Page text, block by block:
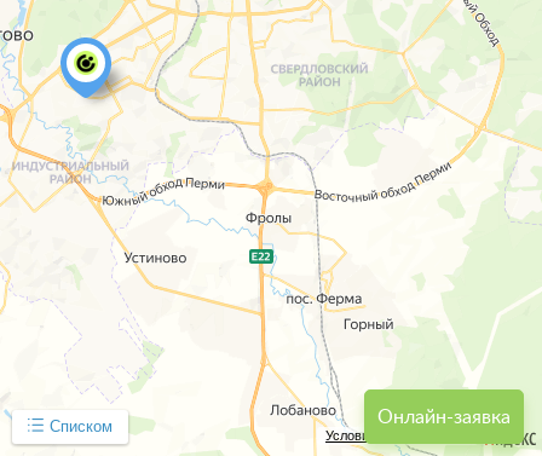
Онлайн-заявка
Условия использования
Списком